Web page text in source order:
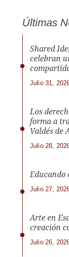
Últimas
Shared
celebran
Julio 31,
Los
forma a
Valdés de
Julio 28,
Educando
Julio 27,
Arte en
creación
Julio 26,